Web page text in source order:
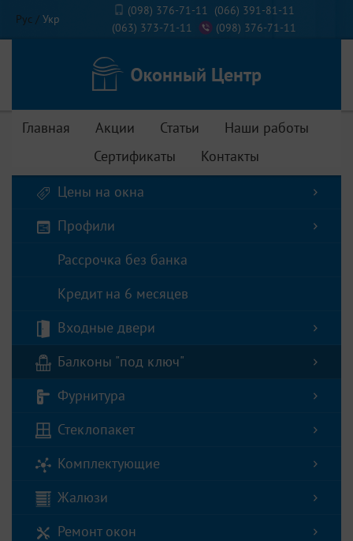
Рус / Укр
(098) 376-71-11 (066) 391-81-11
(063) 373-71-11
(098) 376-71-11
Главная Акции Статьи
Наши работы
Сертификаты
Контакты
Цены на окна
Профили
Рассрочка без банка
Кредит на 6 месяцев
Входные двери
Балконы "под ключ"
Фурнитура
Стеклопакет
Комплектующие
Жалюзи
Ремонт окон